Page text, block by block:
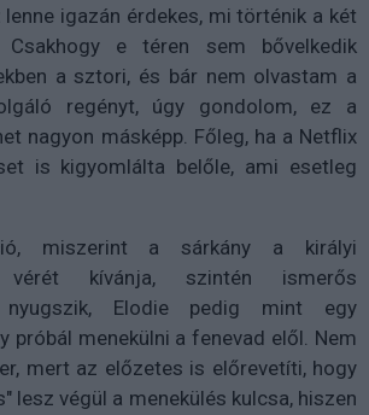
igazán érdekes, mi történik a két
e téren sem bővelkedik
a sztori, és bár nem olvastam a
regényt, úgy gondolom, ez a
nagyon másképp. Főleg, ha a Netflix
is kigyomlálta belőle, ami esetleg
miszerint a sárkány a királyi
vérét kívánja, szintén ismerős
nyugszik, Elodie pedig mint egy
próbál menekülni a fenevad elől. Nem
mert az előzetes is előrevetíti, hogy
lesz végül a menekülés kulcsa, hiszen